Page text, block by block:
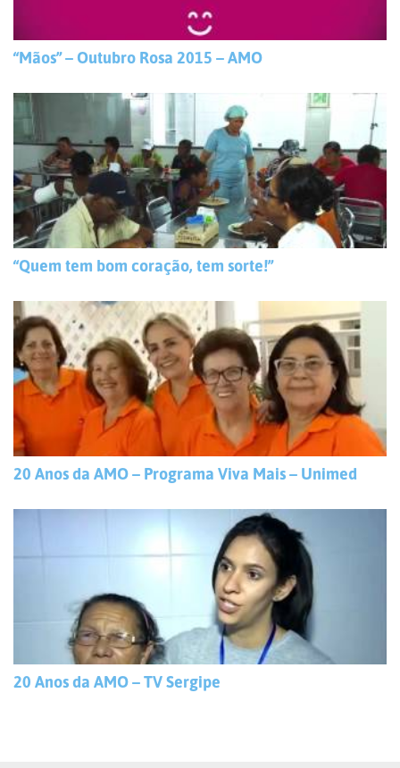
“Mãos” – Outubro Rosa 2015 – AMO
“Quem tem bom coração, tem sorte!”
20 Anos da AMO – Programa Viva Mais – Unimed
20 Anos da AMO – TV Sergipe